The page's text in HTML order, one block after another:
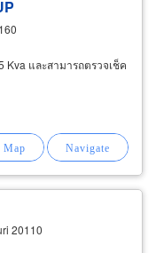
Kva และสามารถตรวจเช็ค
20110